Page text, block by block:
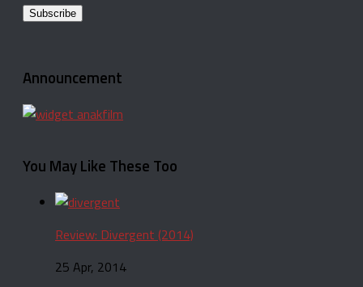
Announcement
You May Like These Too
Review: Divergent (2014)
25 Apr, 2014